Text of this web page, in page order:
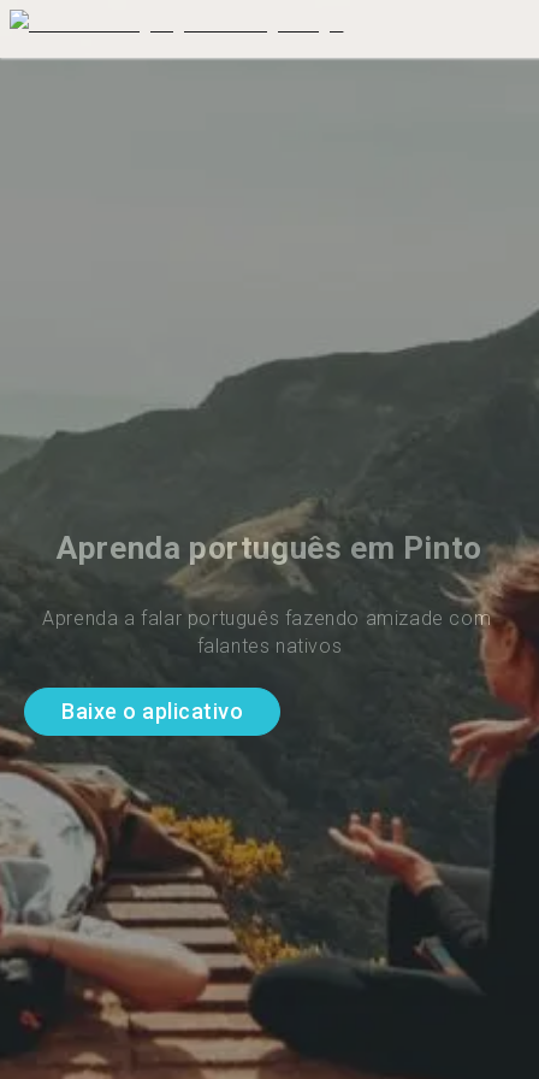
Aprenda português em Pinto
Aprenda a falar português fazendo amizade com
falantes nativos
Baixe o aplicativo